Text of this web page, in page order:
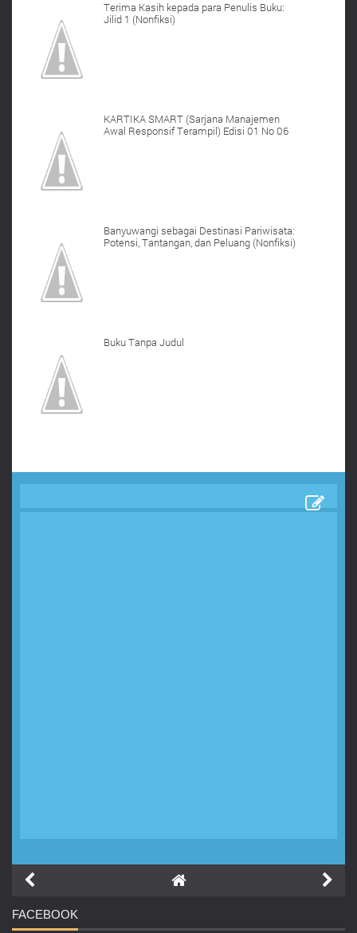
Terima Kasih kepada para Penulis Buku:
Jilid 1 (Nonfiksi)
KARTIKA SMART (Sarjana Manajemen
Awal Responsif Terampil) Edisi 01 No 06
Banyuwangi sebagai Destinasi Pariwisata:
Potensi, Tantangan, dan Peluang (Nonfiksi)
Buku Tanpa Judul
FACEBOOK